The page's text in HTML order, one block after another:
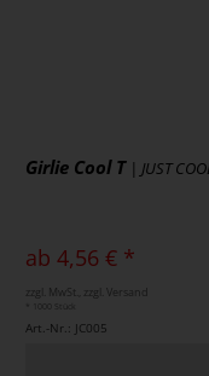
Girlie Cool T| JUST
ab 4,56 € *
zzgl. MwSt., zzgl. Versand
Art.-Nr.: JC005